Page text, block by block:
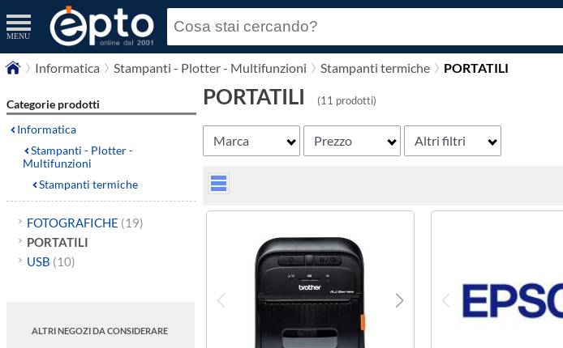
MENU
Informatica Stampanti - Plotter - Multifunzioni Stampanti termiche PORTATILI
Categorie prodotti
Informatica
Stampanti - Plotter -
Multifunzioni
Stampanti termiche
FOTOGRAFICHE (19)
PORTATILI
USB (10)
ALTRI NEGOZI DA CONSIDERARE
PORTATILI (11 prodotti)
Marca Prezzo Altri filtri